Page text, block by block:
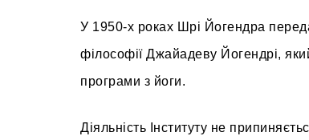
У 1950-х роках Шрі Йогендра
філософії Джайадеву Йогендрі,
програми з йоги.
Діяльність Інституту не